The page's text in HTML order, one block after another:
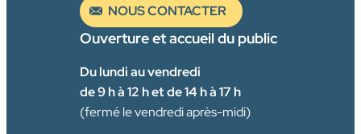
NOUS CONTACTER
Ouverture et accueil du public
Du lundi au vendredi
de 9 h à 12 h et de 14 h à 17 h
(fermé le vendredi après-midi)